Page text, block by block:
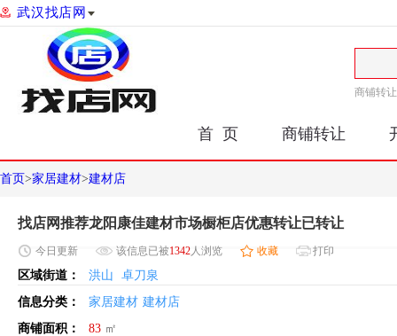
武汉找店网
商铺转让
首 页 商铺转让
首页>家居建材>建材店
找店网推荐龙阳康佳建材市场橱柜店优惠转让已转让
今日 更新 该信息已被1342人浏览 收藏 打印
区域街道： 洪山
卓刀泉
信息分类：
家居建材 建材店
商铺面积：
83 ㎡